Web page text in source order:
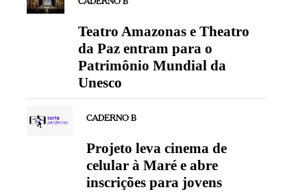
Teatro Amazonas e Theatro
da Paz entram para o
Patrimônio Mundial da
Unesco
CADERNO B
Projeto leva cinema de
celular à Maré e abre
inscrições para jovens